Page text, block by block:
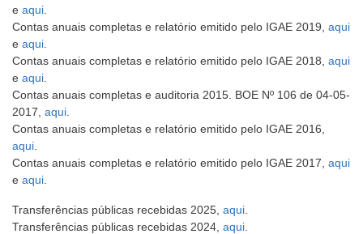
e aqui
Contas anuais completas e relatório emitido pelo IGAE 2019, aqui
e aqui
Contas anuais completas e relatório emitido pelo IGAE 2018, aqui
e aqui
Contas anuais completas e auditoria 2015. BOE Nº 106 de 04-05-
2017, aqui
Contas anuais completas e relatório emitido pelo IGAE 2016,
aqui
Contas anuais completas e relatório emitido pelo IGAE 2017, aqui
e aqui
Transferências públicas recebidas 2025, aqui
Transferências públicas recebidas 2024, aqui